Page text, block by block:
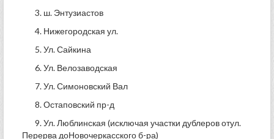
3. ш. Энтузиастов
4. Нижегородская ул.
5. Ул. Сайкина
6. Ул. Велозаводская
7. Ул. Симоновский Вал
8. Остаповский пр-д
9. Ул. Люблинская (исключая участки дублеров отул.
Перерва доНовочеркасского б-ра)